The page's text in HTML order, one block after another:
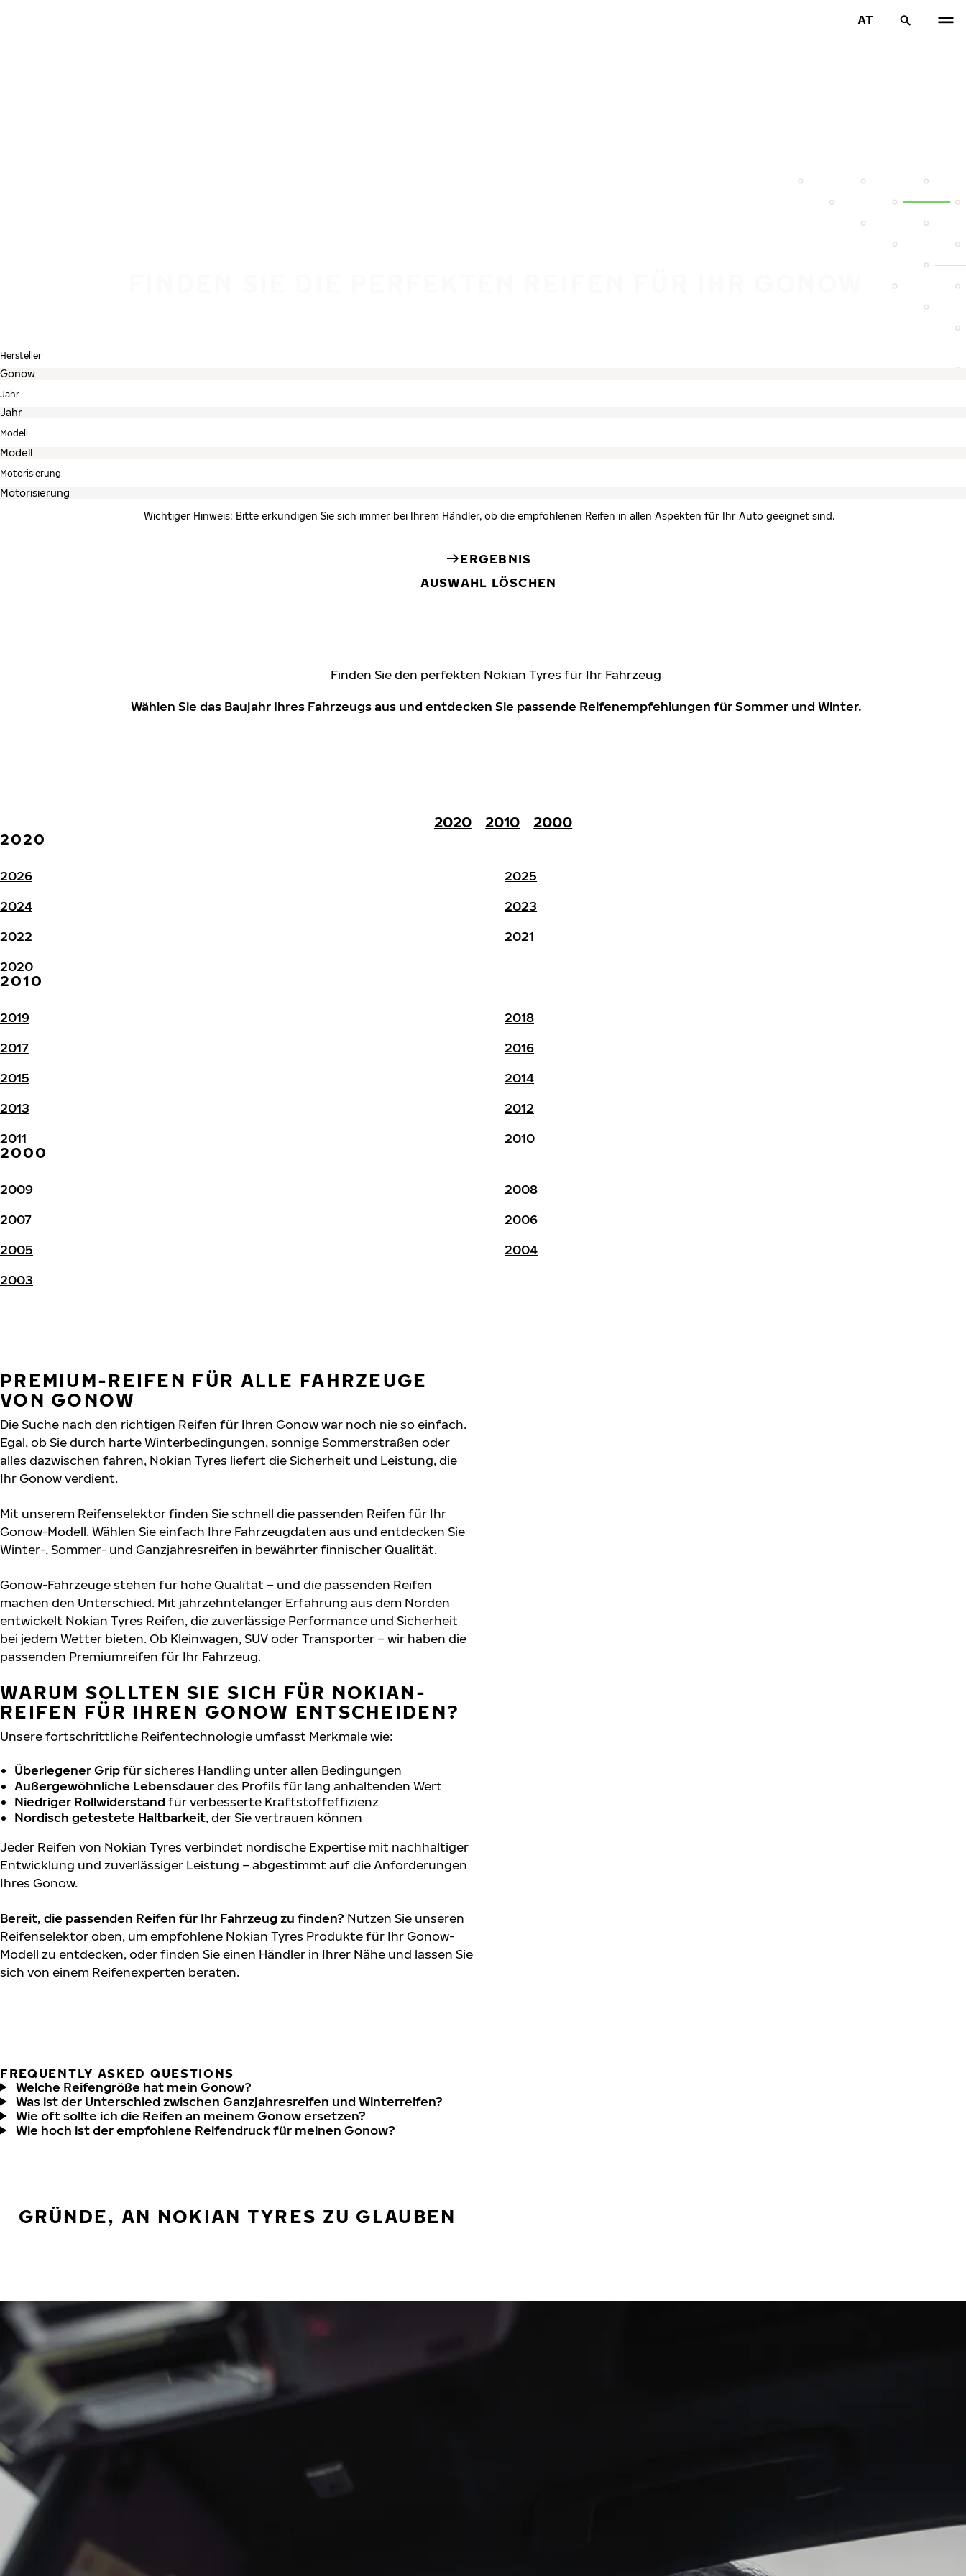
AT
Hersteller
Jahr
Modell
Motorisierung
Wichtiger Hinweis: Bitte erkundigen Sie sich immer bei Ihrem Händler, ob die empfohlenen Reifen in allen Aspekten für Ihr Auto geeignet sind.
ERGEBNIS
AUSWAHL LÖSCHEN
Finden Sie den perfekten Nokian Tyres für Ihr Fahrzeug
Wählen Sie das Baujahr Ihres Fahrzeugs aus und entdecken Sie passende Reifenempfehlungen für Sommer und Winter.
2020 2010
2000
2020
2026
2025
2024
2023
2022
2021
2020
2010
2019
2018
2017
2016
2015
2014
2013
2012
2011
2010
2000
2009
2008
2007
2006
2005
2004
2003
PREMIUM-REIFEN FÜR ALLE FAHRZEUGE
VON GONOW
Die Suche nach den richtigen Reifen für Ihren Gonow war noch nie so einfach.
Egal, ob Sie durch harte Winterbedingungen, sonnige Sommerstraßen oder
alles dazwischen fahren, Nokian Tyres liefert die Sicherheit und Leistung, die
Ihr Gonow verdient.
Mit unserem Reifenselektor finden Sie schnell die passenden Reifen für Ihr
Gonow-Modell. Wählen Sie einfach Ihre Fahrzeugdaten aus und entdecken Sie
Winter-, Sommer- und Ganzjahresreifen in bewährter finnischer Qualität.
Gonow-Fahrzeuge stehen für hohe Qualität – und die passenden Reifen
machen den Unterschied. Mit jahrzehntelanger Erfahrung aus dem Norden
entwickelt Nokian Tyres Reifen, die zuverlässige Performance und Sicherheit
bei jedem Wetter bieten. Ob Kleinwagen, SUV oder Transporter – wir haben die
passenden Premiumreifen für Ihr Fahrzeug.
WARUM SOLLTEN SIE SICH FÜR NOKIAN-
REIFEN FÜR IHREN GONOW ENTSCHEIDEN?
Unsere fortschrittliche Reifentechnologie umfasst Merkmale wie:
Überlegener Gripfür sicheres Handling unter allen Bedingungen
Außergewöhnliche Lebensdauerdes Profils für lang anhaltenden Wert
Niedriger Rollwiderstand für verbesserte Kraftstoffeffizienz
Nordisch getestete Haltbarkeit, der Sie vertrauen können
Jeder Reifen von Nokian Tyres verbindet nordische Expertise mit nachhaltiger
Entwicklung und zuverlässiger Leistung – abgestimmt auf die Anforderungen
Ihres Gonow.
Bereit, die passenden Reifen für Ihr Fahrzeug zu finden? Nutzen Sie unseren
Reifenselektor oben, um empfohlene Nokian Tyres Produkte für Ihr Gonow-
Modell zu entdecken, oder finden Sie einen Händler in Ihrer Nähe und lassen Sie
sich von einem Reifenexperten beraten.
FREQUENTLY ASKED QUESTIONS
Welche Reifengröße hat mein Gonow?
Was ist der Unterschied zwischen Ganzjahresreifen und Winterreifen?
Wie oft sollte ich die Reifen an meinem Gonow ersetzen?
Wie hoch ist der empfohlene Reifendruck für meinen Gonow?
GRÜNDE, AN NOKIAN TYRES ZU GLAUBEN